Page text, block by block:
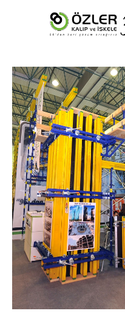
Ürünlerimiz
Katalog
Kurumsal
Projelerimiz
Haberler
İletişim
Whatsapp